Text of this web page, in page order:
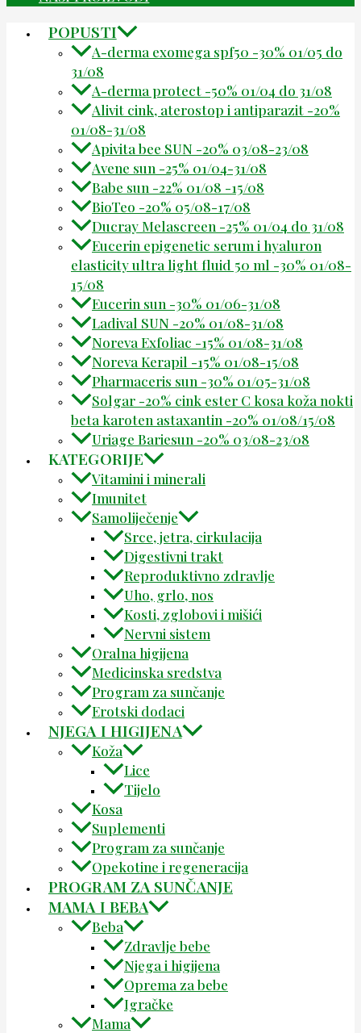
POPUSTI
A-derma exomega spf50 -30% 01/05 do
31/08
A-derma protect -50% 01/04 do 31/08
Alivit cink, aterostop i antiparazit -20%
01/08-31/08
Apivita bee SUN -20% 03/08-23/08
Avene sun -25% 01/04-31/08
Babe sun -22% 01/08 -15/08
BioTeo -20% 05/08-17/08
Ducray Melascreen -25% 01/04 do 31/08
Eucerin epigenetic serum i hyaluron
elasticity ultra light fluid 50 ml -30% 01/08-
15/08
Eucerin sun -30% 01/06-31/08
Ladival SUN -20% 01/08-31/08
Noreva Exfoliac -15% 01/08-31/08
Noreva Kerapil -15% 01/08-15/08
Pharmaceris sun -30% 01/05-31/08
Solgar -20% cink ester C kosa koža nokti
beta karoten astaxantin -20% 01/08/15/08
Uriage Bariesun -20% 03/08-23/08
KATEGORIJE
Vitamini i minerali
Imunitet
Samoliječenje
Srce, jetra, cirkulacija
Digestivni trakt
Reproduktivno zdravlje
Uho, grlo, nos
Kosti, zglobovi i mišići
Nervni sistem
Oralna higijena
Medicinska sredstva
Program za sunčanje
Erotski dodaci
NJEGA I HIGIJENA
Koža
Lice
Tijelo
Kosa
Suplementi
Program za sunčanje
Opekotine i regeneracija
PROGRAM ZA SUNČANJE
MAMA I BEBA
Beba
Zdravlje bebe
Njega i higijena
Oprema za bebe
Igračke
Mama